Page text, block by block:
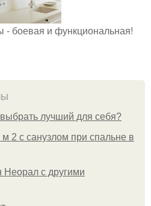
- боевая и функциональная!
лучший для себя?
2 с санузлом при спальне в
с другими